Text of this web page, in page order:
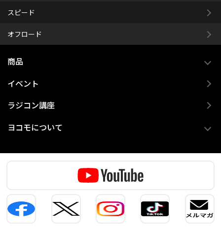
スピード
オフロード
商品
イベント
ラジコン講座
ヨコモについて